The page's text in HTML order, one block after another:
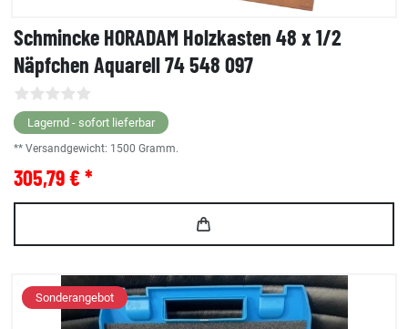
Schmincke HORADAM Holzkasten 48 x 1/2
Näpfchen Aquarell 74 548 097
Lagernd - sofort lieferbar
** Versandgewicht: 1500 Gramm.
305,79 € *
Sonderangebot